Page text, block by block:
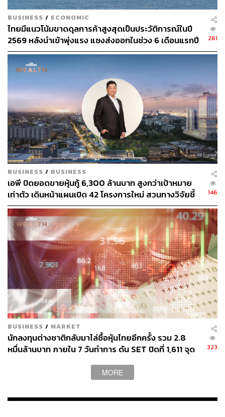
ส่งไปออสเตรเลียเพิ่มขึ้นหรือจะใช้ฐานผลิตอื่น เช่น
-การผลิตและส่งออกรถยนต์เทคโนโลยีสูงจากญี่ปุ่นอาจเพิ่ม
ขึ้น เพื่อรักษากำลังการผลิตรถยนต์ในประเทศตนเองก่อน
หลังตลาดส่งออกของญี่ปุ่นมีโอกาสเล็กลง เมื่อสหรัฐฯ ที่เดิม
เป็นตลาดส่งออกหลักของญี่ปุ่นปรับขึ้นภาษีนำเข้ารถยนต์สูง
ขึ้นมาก
– ฐานผลิตที่ส่งออกไปตลาดต้องการเทคโนโลยีสูงแบบ
เดียวกันอย่างอียู เช่น แอฟริกาใต้ ซึ่งมี FTA ร่วมกันกับอียูอยู่
อาจเป็นทางเลือกแรกที่ค่ายรถจะตัดสินใจลงทุนเพื่อผลิต
รถยนต์ HEV&PHEV บางรุ่น เพราะสามารถสร้าง
economies of scale ได้ง่ายกว่า
ส.อ.ท. หั่นเป้าส่งออกรถยนต์ปีนี้เหลือ 950,000 คัน
ก่อนหน้านี้ในช่วงเดือนกรกฎาคมที่ผ่านมากลุ่มอุตสาหกรรม
ยานยนต์และโฆษกกลุ่มอุตสาหกรรมยานยนต์ สภา
อุตสาหกรรมแห่งประเทศไทย (ส.อ.ท.) เปิดเผยว่า กลุ่มฯ ได้
ปรับลดเป้าหมายการผลิตรถยนต์ปี 2568 จาก 1,500,000 คัน
เหลือ 1,450,000 คัน หรือคิดเป็นการลดลง 3.33% โดยปรับ
ลดเฉพาะเป้าหมายการผลิตเพื่อการส่งออก จากเดิม
BUSINESS / ECONOMIC
ไทยมีแนวโน้มขาดดุลการค้าสูงสุดเป็นประวัติการณ์ในปี
2569 หลังนำเข้าพุ่งแรง แซงส่งออกในช่วง 6 เดือนแรกปี
นี้
261
BUSINESS / BUSINESS
เอพี ปิดยอดขายหุ้นกู้ 6,300 ล้านบาท สูงกว่าเป้าหมาย
เท่าตัว เดินหน้าแผนเปิด 42 โครงการใหม่ สวนทางวิจัยชี้
กำลังซื้ออสังหาฯ ซบเซา
146
BUSINESS / MARKET
นักลงทุนต่างชาติกลับมาไล่ซื้อหุ้นไทยอีกครั้ง รวม 2.8
หมื่นล้านบาท ภายใน 7 วันทำการ ดัน SET ปิดที่ 1,611 จุด
323
MORE